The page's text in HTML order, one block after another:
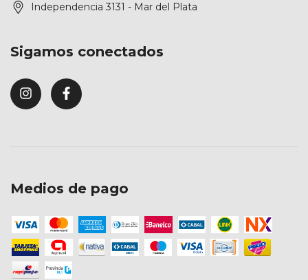
Independencia 3131 - Mar del Plata
Sigamos conectados
Medios de pago